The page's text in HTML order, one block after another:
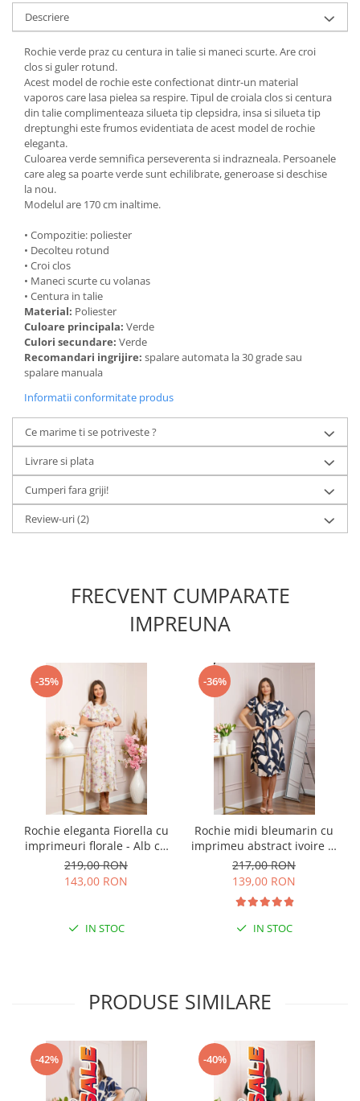
Descriere
Rochie verde praz cu centura in talie si maneci scurte. Are croi
clos si guler rotund.
Acest model de rochie este confectionat dintr-un material
vaporos care lasa pielea sa respire. Tipul de croiala clos si centura
din talie complimenteaza silueta tip clepsidra, insa si silueta tip
dreptunghi este frumos evidentiata de acest model de rochie
eleganta.
Culoarea verde semnifica perseverenta si indrazneala. Persoanele
care aleg sa poarte verde sunt echilibrate, generoase si deschise
la nou.
Modelul are 170 cm inaltime.
• Compozitie: poliester
• Decolteu rotund
• Croi clos
• Maneci scurte cu volanas
• Centura in talie
Material: Poliester
Culoare principala: Verde
Culori secundare: Verde
Recomandari ingrijire: spalare automata la 30 grade sau
spalare manuala
Informatii conformitate produs
Ce marime ti se potriveste ?
Livrare si plata
Cumperi fara griji!
Review-uri(2)
FRECVENT CUMPARATE
IMPREUNA
-35%
Rochie eleganta Fiorella cu
imprimeuri florale - Alb cu
roz
219,00 RON
143,00 RON
IN STOC
-36%
Rochie midi bleumarin cu
imprimeu abstract ivoire si
snur la decolteu Shelby
217,00 RON
139,00 RON
IN STOC
PRODUSE SIMILARE
-42% -40%